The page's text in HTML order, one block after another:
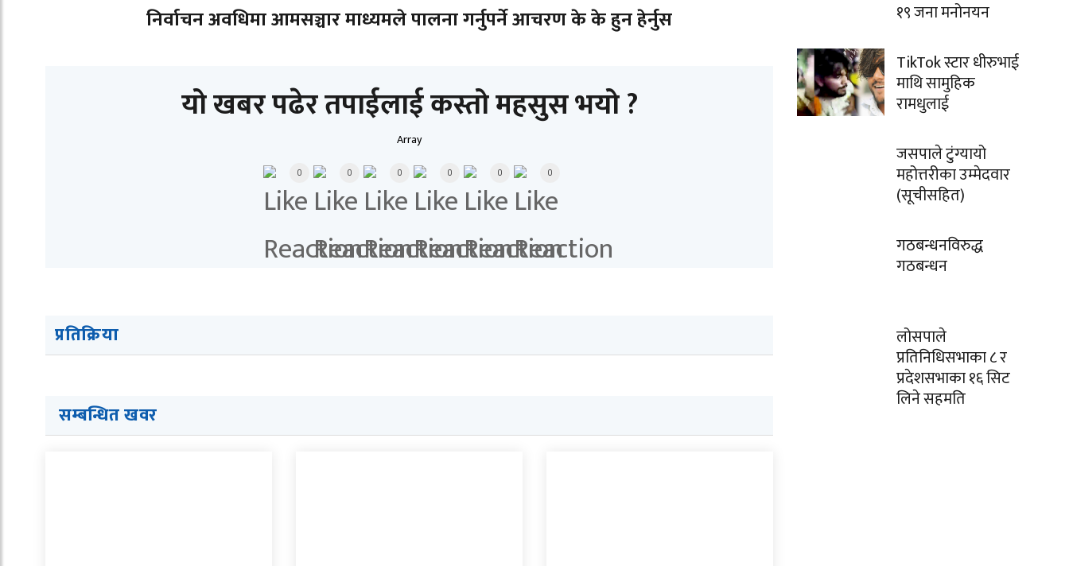
निर्वाचन अवधिमा आमसञ्चार माध्यमले पालना गर्नुपर्ने आचरण के के हुन हेर्नुस
यो खबर पढेर तपाईलाई कस्तो महसुस भयो ?
Array
0 0 0 0 0 0
प्रतिक्रिया
सम्बन्धित खवर
१९ जना मनोनयन
TikTok स्टार धीरुभाई
माथि सामुहिक
रामधुलाई
जसपाले टुंग्यायो
महोत्तरीका उम्मेदवार
(सूचीसहित)
गठबन्धनविरुद्ध
गठबन्धन
लोसपाले
प्रतिनिधिसभाका ८ र
प्रदेशसभाका १६ सिट
लिने सहमति